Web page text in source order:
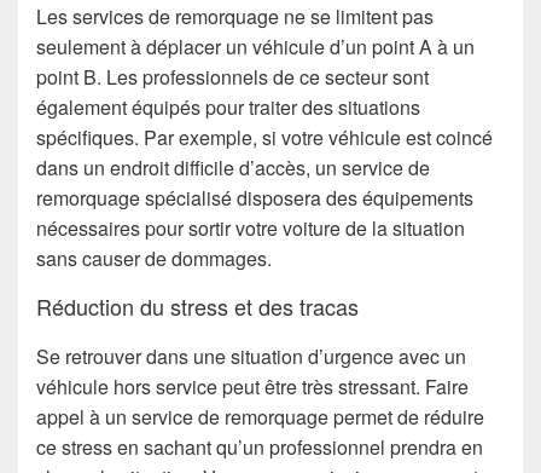
Les services de remorquage ne se limitent pas
seulement à déplacer un véhicule d’un point A à un
point B. Les professionnels de ce secteur sont
également équipés pour traiter des situations
spécifiques. Par exemple, si votre véhicule est coincé
dans un endroit difficile d’accès, un service de
remorquage spécialisé disposera des équipements
nécessaires pour sortir votre voiture de la situation
sans causer de dommages.
Réduction du stress et des tracas
Se retrouver dans une situation d’urgence avec un
véhicule hors service peut être très stressant. Faire
appel à un service de remorquage permet de réduire
ce stress en sachant qu’un professionnel prendra en